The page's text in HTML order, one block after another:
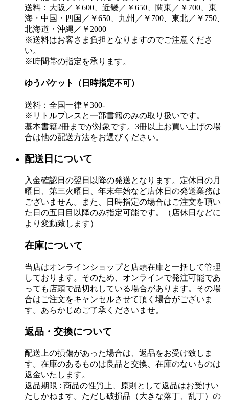
送料：大阪／￥600、近畿／￥650、関東／￥700、東
海・中国・四国／￥650、九州／￥700、東北／￥750、
北海道・沖縄／￥2000
※送料はお客さま負担となりますのでご注意くださ
い。
※時間帯の指定を承ります。
ゆうパケット（日時指定不可）
送料：全国一律￥300-
※リトルプレスと一部書籍のみの取り扱いです。
基本書籍2冊までが対象です。3冊以上お買い上げの場
合は他の配送方法をお選びください。
配送日について
入金確認日の翌日以降の発送となります。定休日の月
曜日、第三火曜日、年末年始など店休日の発送業務は
ございません。また、日時指定の場合はご注文を頂い
た日の五日目以降のみ指定可能です。（店休日などに
より変動致します）
在庫について
当店はオンラインショップと店頭在庫と一括して管理
しております。そのため、オンラインで発注可能であ
っても店頭で品切れしている場合があります。その場
合はご注文をキャンセルさせて頂く場合がございま
す。あらかじめご了承くださいませ。
返品・交換について
配送上の損傷があった場合は、返品をお受け致しま
す。在庫のあるものは良品と交換、在庫のないものは
返金いたします。
返品期限 : 商品の性質上、原則として返品はお受けい
たしかねます。ただし破損品（大きな落丁、乱丁）の